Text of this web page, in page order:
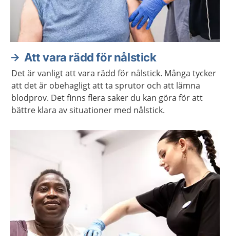
Att vara rädd för nålstick
Det är vanligt att vara rädd för nålstick. Många tycker
att det är obehagligt att ta sprutor och att lämna
blodprov. Det finns flera saker du kan göra för att
bättre klara av situationer med nålstick.